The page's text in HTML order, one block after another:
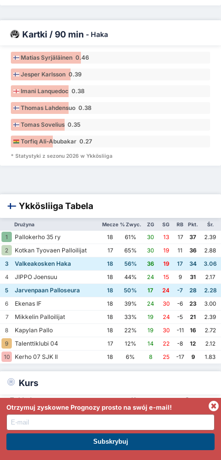
Kartki / 90 min - Haka
Matias Syrjäläinen 0.46
Jesper Karlsson 0.39
Imani Lanquedoc 0.38
Thomas Lahdensuo 0.38
Tomas Sovelius 0.35
Torfiq Ali-Abubakar 0.27
* Statystyki z sezonu 2026 w Ykkösliiga
Ykkösliiga Tabela
Drużyna Mecze % Zwyc. ZG SG RB Pkt. Śr.
1 Pallokerho 35 ry 18 61% 30 13 17 37
2.39
2
Kotkan Tyovaen Palloilijat 17 65% 30 19 11 36
2.88
3
Valkeakosken Haka 18 56% 36 19 17 34
3.06
4
JIPPO Joensuu 18 44% 24 15 9 31
2.17
5
Jarvenpaan Palloseura 18 50% 17 24 -7 28
2.28
6
Ekenas IF 18 39% 24 30 -6 23
3.00
7
Mikkelin Palloilijat 18 33% 19 24 -5 21
2.39
8
Kapylan Pallo 18 22% 19 30 -11 16
2.72
9
Talenttiklubi 04 17 12% 14 22 -8 12
2.12
10
Kerho 07 SJK II 18 6% 8 25 -17 9 1.83
Kurs
Zakład Kurs Staty
Jarvenpaan Palloseura Zwycięstwo -
Valkeakosken Haka Zwycięstwo
Remis - 13%
DOŁĄCZ DO PREMIUM. ZARABIAJ JUŻ DZIŚ
Otrzymuj zyskowne Prognozy prosto na swój e-mail!